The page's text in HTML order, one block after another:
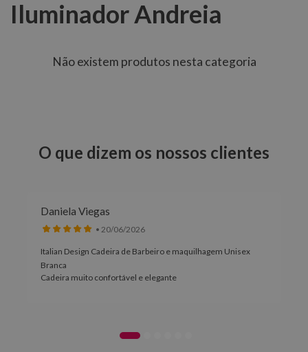
Iluminador Andreia
Não existem produtos nesta categoria
O que dizem os nossos clientes
Daniela Viegas
• 20/06/2026
Italian Design Cadeira de Barbeiro e maquilhagem Unisex
Branca
Cadeira muito confortável e elegante